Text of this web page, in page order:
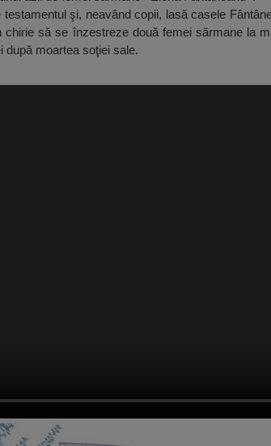
şi, neavând copii, lasă casele
să se înzestreze două femei sărmane la
moartea soţiei sale.